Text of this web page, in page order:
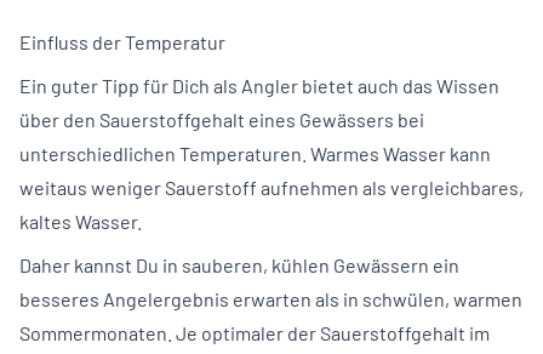
Einfluss der Temperatur
Ein guter Tipp für Dich als Angler bietet auch das Wissen
über den Sauerstoffgehalt eines Gewässers bei
unterschiedlichen Temperaturen. Warmes Wasser kann
weitaus weniger Sauerstoff aufnehmen als vergleichbares,
kaltes Wasser.
Daher kannst Du in sauberen, kühlen Gewässern ein
besseres Angelergebnis erwarten als in schwülen, warmen
Sommermonaten. Je optimaler der Sauerstoffgehalt im